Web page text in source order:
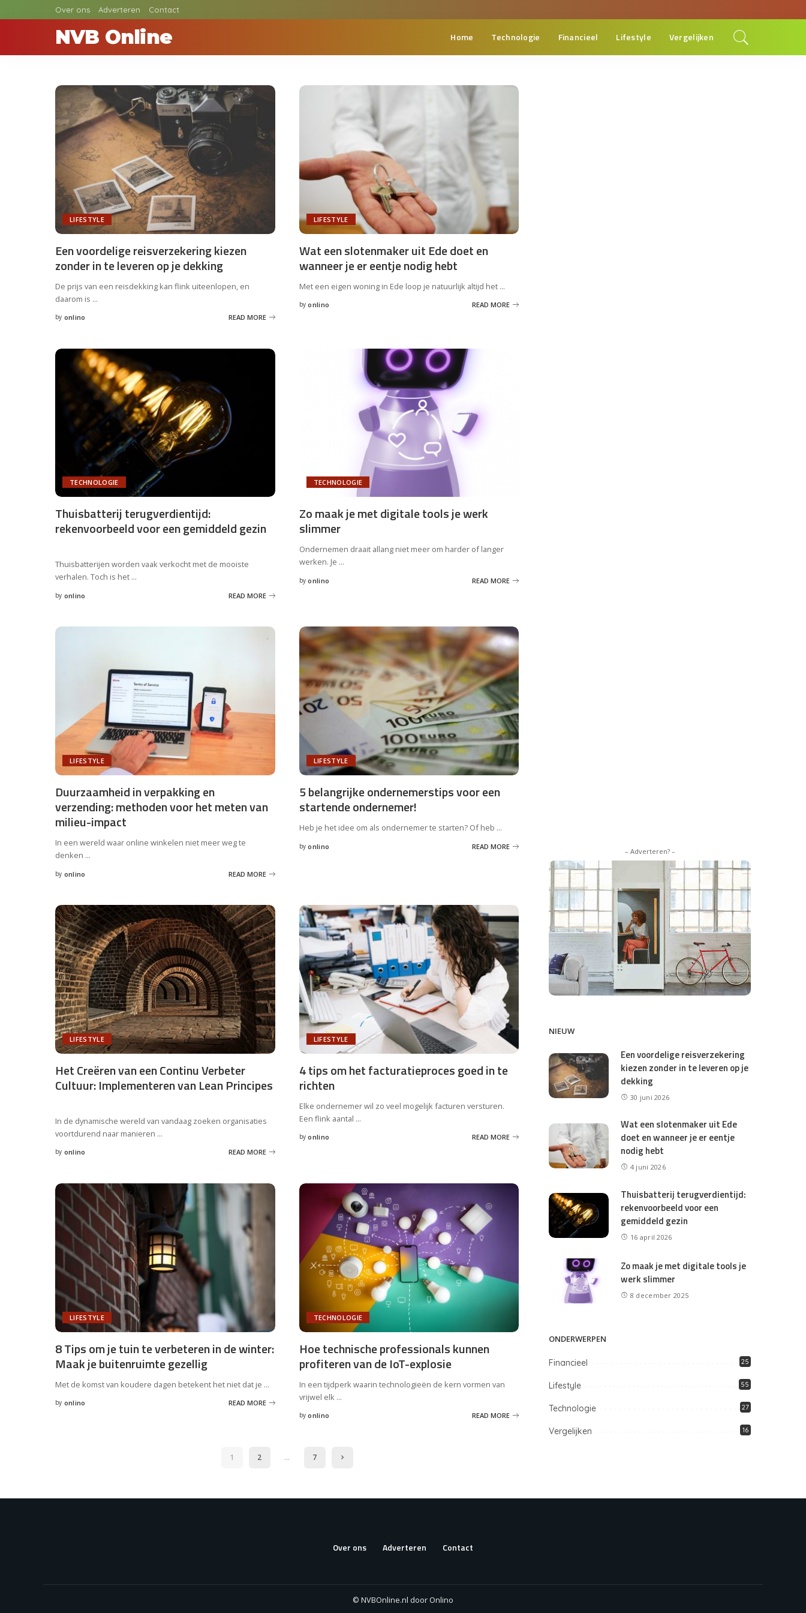
Over ons Adverteren Contact
NVB Online Home Technologie Financieel Lifestyle Vergelijken
LIFESTYLE
Een voordelige reisverzekering kiezen
zonder in te leveren op je dekking
De prijs van een reisdekking kan flink uiteenlopen, en
daarom is ...
Posted
by onlino READ MORE
LIFESTYLE
Wat een slotenmaker uit Ede doet en
wanneer je er eentje nodig hebt
Met een eigen woning in Ede loop je natuurlijk altijd het ...
Posted
by onlino READ MORE
TECHNOLOGIE
Thuisbatterij terugverdientijd:
rekenvoorbeeld voor een gemiddeld gezin
Thuisbatterijen worden vaak verkocht met de mooiste
verhalen. Toch is het ...
Posted
by onlino READ MORE
TECHNOLOGIE
Zo maak je met digitale tools je werk
slimmer
Ondernemen draait allang niet meer om harder of langer
werken. Je ...
Posted
by onlino READ MORE
LIFESTYLE
Duurzaamheid in verpakking en
verzending: methoden voor het meten van
milieu-impact
In een wereld waar online winkelen niet meer weg te
denken ...
Posted
by onlino READ MORE
LIFESTYLE
5 belangrijke ondernemerstips voor een
startende ondernemer!
Heb je het idee om als ondernemer te starten? Of heb ...
Posted
by onlino READ MORE
LIFESTYLE
Het Creëren van een Continu Verbeter
Cultuur: Implementeren van Lean Principes
In de dynamische wereld van vandaag zoeken organisaties
voortdurend naar manieren ...
Posted
by onlino READ MORE
LIFESTYLE
4 tips om het facturatieproces goed in te
richten
Elke ondernemer wil zo veel mogelijk facturen versturen.
Een flink aantal ...
Posted
by onlino READ MORE
LIFESTYLE
8 Tips om je tuin te verbeteren in de winter:
Maak je buitenruimte gezellig
Met de komst van koudere dagen betekent het niet dat je ...
Posted
by onlino READ MORE
TECHNOLOGIE
Hoe technische professionals kunnen
profiteren van de IoT-explosie
In een tijdperk waarin technologieën de kern vormen van
vrijwel elk ...
Posted
by onlino READ MORE
1 2 … 7
– Adverteren? –
NIEUW
Een voordelige reisverzekering
kiezen zonder in te leveren op je
dekking
30 juni 2026
Wat een slotenmaker uit Ede
doet en wanneer je er eentje
nodig hebt
4 juni 2026
Thuisbatterij terugverdientijd:
rekenvoorbeeld voor een
gemiddeld gezin
16 april 2026
Zo maak je met digitale tools je
werk slimmer
8 december 2025
ONDERWERPEN
Financieel 25
Lifestyle 55
Technologie 27
Vergelijken 16
Over ons Adverteren Contact
© NVBOnline.nl door Onlino